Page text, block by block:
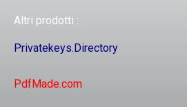
Altri prodotti :
Privatekeys.Directory
PdfMade.com